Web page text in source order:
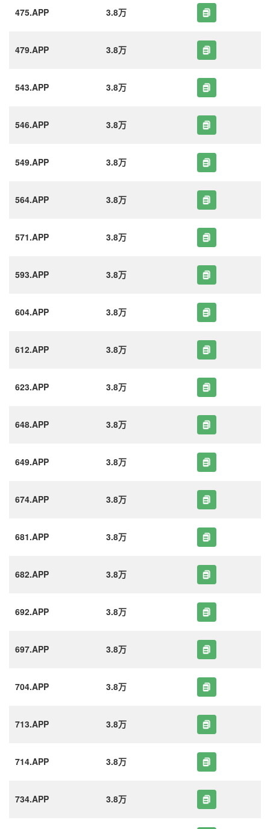
475.APP 3.8万
479.APP 3.8万
543.APP 3.8万
546.APP 3.8万
549.APP 3.8万
564.APP 3.8万
571.APP 3.8万
593.APP 3.8万
604.APP 3.8万
612.APP 3.8万
623.APP 3.8万
648.APP 3.8万
649.APP 3.8万
674.APP 3.8万
681.APP 3.8万
682.APP 3.8万
692.APP 3.8万
697.APP 3.8万
704.APP 3.8万
713.APP 3.8万
714.APP 3.8万
734.APP 3.8万